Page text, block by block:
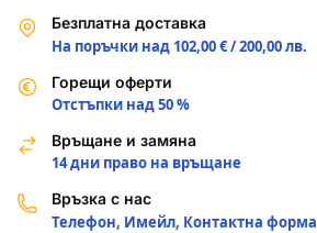
Безплатна доставка
На поръчки над 102,00 € / 200,00 лв.
Горещи оферти
Отстъпки над 50 %
Връщане и замяна
14 дни право на връщане
Връзка с нас
Телефон, Имейл, Контактна форма